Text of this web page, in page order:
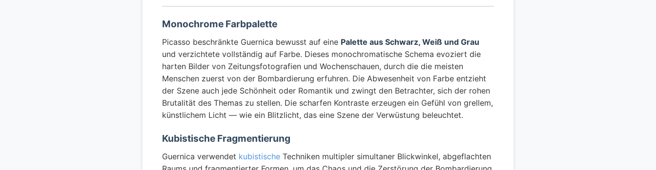
Monochrome Farbpalette
Picasso beschränkte Guernica bewusst auf eine Palette aus Schwarz, Weiß und Grau
und verzichtete vollständig auf Farbe. Dieses monochromatische Schema evoziert die
harten Bilder von Zeitungsfotografien und Wochenschauen, durch die die meisten
Menschen zuerst von der Bombardierung erfuhren. Die Abwesenheit von Farbe entzieht
der Szene auch jede Schönheit oder Romantik und zwingt den Betrachter, sich der rohen
Brutalität des Themas zu stellen. Die scharfen Kontraste erzeugen ein Gefühl von grellem,
künstlichem Licht — wie ein Blitzlicht, das eine Szene der Verwüstung beleuchtet.
Kubistische Fragmentierung
Guernica verwendet kubistische Techniken multipler simultaner Blickwinkel, abgeflachten